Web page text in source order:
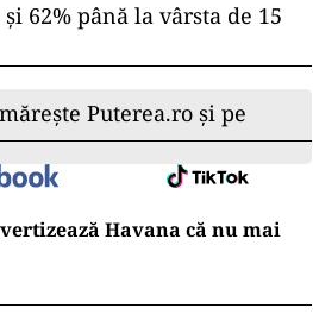
62% până la vârsta de 15
Puterea.ro și pe
Havana că nu mai